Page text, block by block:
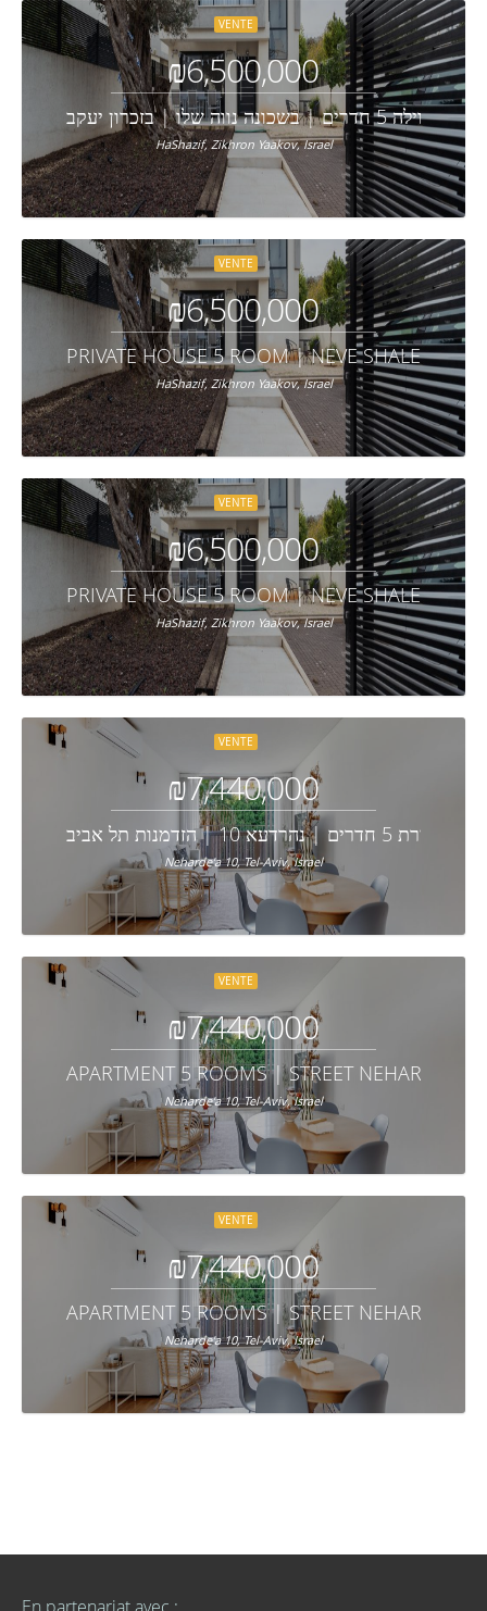
₪6,500,000
VENTE
וילה 5 חדרים | בשכונה נווה שלו | בזכרון יעקב
HaShazif, Zikhron Yaakov, Israel
₪6,500,000
VENTE
PRIVATE HOUSE 5 ROOM | NEVE SHALEV
HaShazif, Zikhron Yaakov, Israel
₪6,500,000
VENTE
PRIVATE HOUSE 5 ROOM | NEVE SHALEV
HaShazif, Zikhron Yaakov, Israel
₪7,440,000
VENTE
דירת 5 חדרים | נהרדעא 10 | הזדמנות תל אביב
Neharde'a 10, Tel-Aviv, Israel
₪7,440,000
VENTE
APARTMENT 5 ROOMS | STREET NEHARDE'A
Neharde'a 10, Tel-Aviv, Israel
₪7,440,000
VENTE
APARTMENT 5 ROOMS | STREET NEHARDE'A
Neharde'a 10, Tel-Aviv, Israel